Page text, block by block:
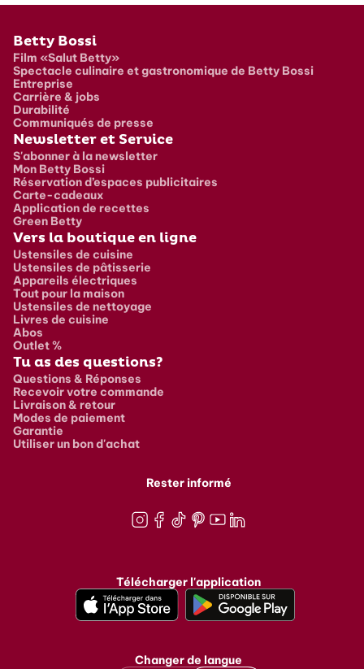
Pied de page
Betty Bossi
Film «Salut Betty»
Spectacle culinaire et gastronomique de Betty Bossi
Entreprise
Carrière & jobs
Durabilité
Communiqués de presse
Newsletter et Service
S'abonner à la newsletter
Mon Betty Bossi
Réservation d’espaces publicitaires
Carte-cadeaux
Application de recettes
Green Betty
Vers la boutique en ligne
Ustensiles de cuisine
Ustensiles de pâtisserie
Appareils électriques
Tout pour la maison
Ustensiles de nettoyage
Livres de cuisine
Abos
Outlet %
Tu as des questions?
Questions & Réponses
Recevoir votre commande
Livraison & retour
Modes de paiement
Garantie
Utiliser un bon d'achat
Rester informé
Télécharger l'application
Changer de langue